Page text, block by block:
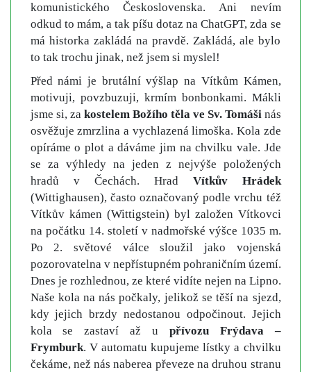
komunistického Československa. Ani nevím
odkud to mám, a tak píšu dotaz na ChatGPT, zda se
má historka zakládá na pravdě. Zakládá, ale bylo
to tak trochu jinak, než jsem si myslel!
Před námi je brutální výšlap na Vítkům Kámen,
motivuji, povzbuzuji, krmím bonbonkami. Mákli
jsme si, za kostelem Božího těla ve Sv. Tomášinás
osvěžuje zmrzlina a vychlazená limoška. Kola zde
opíráme o plot a dáváme jim na chvilku vale. Jde
se za výhledy na jeden z nejvýše položených
hradů v Čechách. Hrad Vítkův Hrádek
(Wittighausen), často označovaný podle vrchu též
Vítkův kámen (Wittigstein) byl založen Vítkovci
na počátku 14. století v nadmořské výšce 1035 m.
Po 2. světové válce sloužil jako vojenská
pozorovatelna v nepřístupném pohraničním území.
Dnes je rozhlednou, ze které vidíte nejen na Lipno.
Naše kola na nás počkaly, jelikož se těší na sjezd,
kdy jejich brzdy nedostanou odpočinout. Jejich
kola se zastaví až u přívozu Frýdava –
Frymburk. V automatu kupujeme lístky a chvilku
čekáme, než nás naberea převeze na druhou stranu